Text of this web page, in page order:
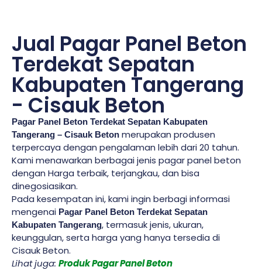
Jual Pagar Panel Beton
Terdekat Sepatan
Kabupaten Tangerang
- Cisauk Beton
Pagar Panel Beton Terdekat Sepatan Kabupaten
Tangerang – Cisauk Beton merupakan produsen
terpercaya dengan pengalaman lebih dari 20 tahun.
Kami menawarkan berbagai jenis pagar panel beton
dengan Harga terbaik, terjangkau, dan bisa
dinegosiasikan.
Pada kesempatan ini, kami ingin berbagi informasi
mengenai Pagar Panel Beton Terdekat Sepatan
Kabupaten Tangerang, termasuk jenis, ukuran,
keunggulan, serta harga yang hanya tersedia di
Cisauk Beton.
Lihat juga: Produk Pagar Panel Beton